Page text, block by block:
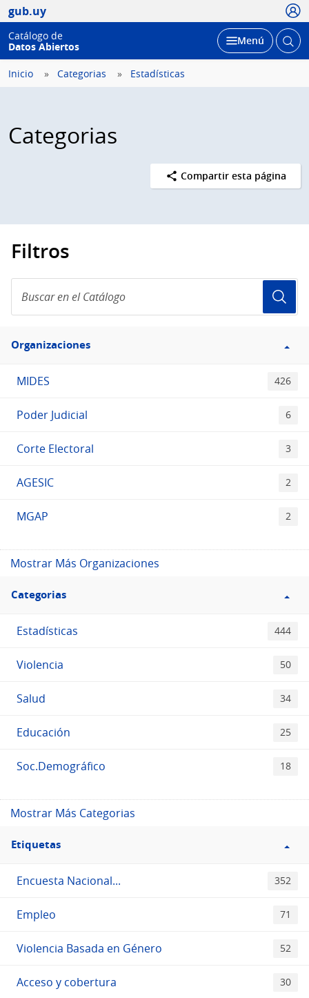
gub.uy
Catálogo de
Datos Abiertos
Desplegar
Menú Abrir
Inicio Categorias Estadísticas
Categorias
Compartir esta página
Filtros
en
el
Filtro
Organizaciones
Organizaciones
MIDES 426
Poder Judicial 6
Corte Electoral 3
AGESIC 2
MGAP 2
Mostrar Más Organizaciones
Filtro
Categorias
Categorias
Estadísticas 444
Violencia 50
Salud 34
Educación 25
Soc.Demográfico 18
Mostrar Más Categorias
Filtro
Etiquetas
Etiquetas
Encuesta Nacional... 352
Empleo 71
Violencia Basada en Género 52
Acceso y cobertura 30